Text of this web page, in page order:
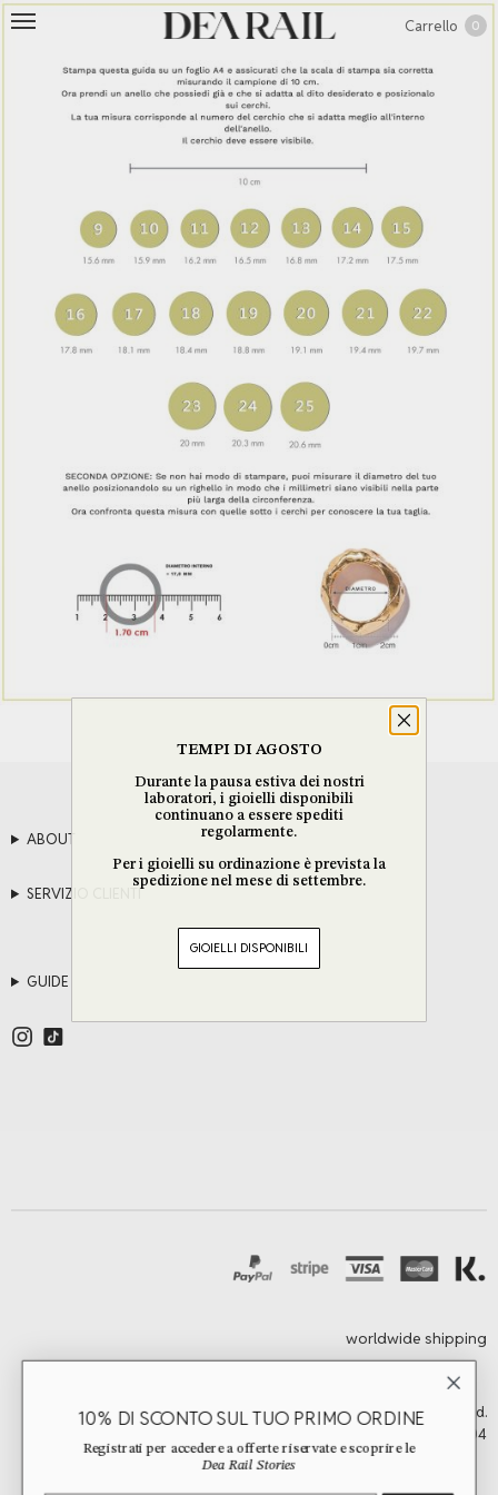
Carrello 0
ABOUT
SERVIZIO CLIENTI
GUIDE
worldwide shipping
©2026 Dea Rail. All Rights Reserved.
Rome, Italy | vat n. 15479041004
TEMPI DI AGOSTO
Durante la pausa estiva dei nostri
laboratori, i gioielli disponibili
continuano a essere spediti
regolarmente.
Per i gioielli su ordinazione è prevista la
spedizione nel mese di settembre.
GIOIELLI DISPONIBILI
10% DI SCONTO SUL TUO PRIMO ORDINE
Registrati per accedere a offerte riservate e scoprire le
Dea Rail Stories